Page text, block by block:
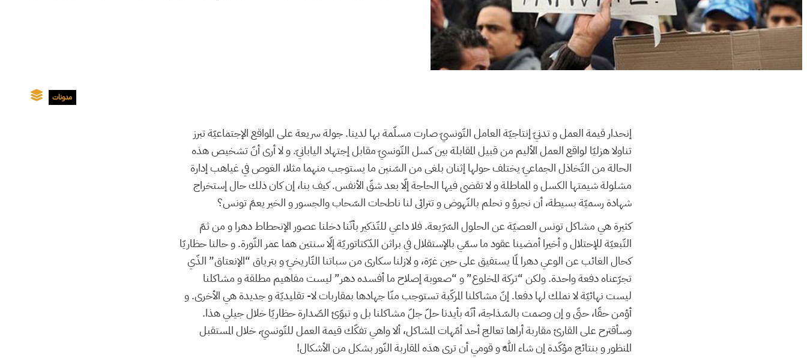
مدونات
إنحدار قيمة العمل و تدنيّ إنتاجيّة العامل التّونسيّ صارت مسلّمة بها لدينا. جولة سريعة على المواقع الإجتماعيّة تبرز
تناولا هزليّا لواقع العمل الأليم من قبيل المقابلة بين كسل التّونسيّ مقابل إجتهاد اليابانيّ. و لا أرى أنّ تشخيص هذه
الحالة من التّخاذل الجماعيّ يختلف حولها إثنان بلغى من السّنين ما يستوجب منهما مثلا، الغوص في غياهب إدارة
مشلولة شيمتها الكسل و المماطلة و لا تقضى فيها الحاجة إلّا بعد شقّ الأنفس. كيف بنا، إن كان ذلك حال إستخراج
شهادة رسميّة بسيطة، أن نجرؤ و نحلم بالنّهوض و تترائى لنا ناطحات السّحاب والجسور و الخير يعمّ تونس؟
كثيرة هي مشاكل تونس العصيّة عن الحلول السّرّيعة. فلا داعي للتّذكير بأنّنا دخلنا عصور الإنحطاط دهرا و من ثمّ
التّبعيّة للإحتلال و أخيرا أمضينا عقود ما سمّي بالإستقلال في براثن الدّكتاتوريّة إلّا سنتين هما عمر الثّورة. و حالنا حظاريّا
كحال الغائب عن الوعي دهرا لمّا يستفيق على حين غرّة، و لازلنا سكارى من سباتنا التّاريخيّ و بترياق “الإنعتاق” الذّي
تجرّعناه دفعة واحدة. ولكن “تركة المخلوع” و “صعوبة إصلاح ما أفسده دهر” ليست مفاهيم مطلقة و مشاكلنا
ليست نهائيّة لا نملك لها دفعا. إنّ مشاكلنا المركّبة تستوجب منّا جهادها بمقاربات لا- تقليديّة و جديدة هي الأخرى. و
أؤمن حقّا، حتّى و إن وصمت بالسّذاجة، أنّه بأيدنا حلّ جلّ مشاكلنا بل و تبوّئ الصّدارة حظاريّا خلال جيلي هذا.
وسأقترح على القارئ مقاربة أراها تعالج أحد أمّهات المشاكل، ألا واهي تفكّك قيمة العمل للتّونسيّ، خلال المستقبل
المنظور و بنتائج مؤكّدة إن شاء اللّه و قومي أن ترى هذه المقاربة النّور بشكل من الأشكال!